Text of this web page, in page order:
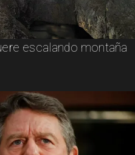
escalando montaña